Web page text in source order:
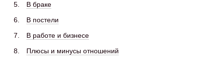
В браке
В постели
В работе и бизнесе
Плюсы и минусы отношений